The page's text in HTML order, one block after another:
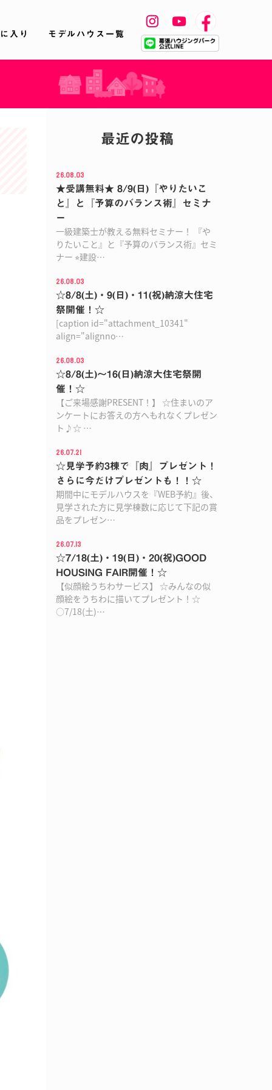
モデルハウス一覧
入り
最近の投稿
26.08.03
★受講無料★ 8/9(日)『やりたいこ
と』と『予算のバランス術』セミナ
ー
一級建築士が教える無料セミナー！ 『や
りたいこと』と『予算のバランス術』セミ
ナー ⭐︎建設…
26.08.03
☆8/8(土)・9(日)・11(祝)納涼大住宅
祭開催！☆
[caption id="attachment_10341"
align="alignno…
26.08.03
☆8/8(土)〜16(日)納涼大住宅祭開
催！☆
【ご来場感謝PRESENT！】 ☆住まいのア
ンケートにお答えの方へもれなくプレゼン
ト♪☆ …
26.07.21
☆見学予約3棟で『肉』プレゼント！
さらに今だけプレゼントも！！☆
期間中にモデルハウスを『WEB予約』後、
見学された方に見学棟数に応じて下記の賞
品をプレゼン…
26.07.13
☆7/18(土)・19(日)・20(祝)GOOD
HOUSING FAIR開催！☆
【似顔絵うちわサービス】 ☆みんなの似
顔絵をうちわに描いてプレゼント！☆
○7/18(土)…